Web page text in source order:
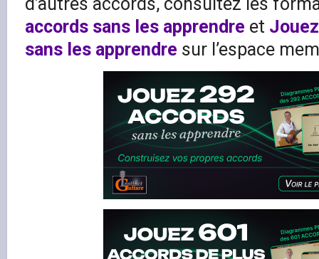
accords sans les apprendre et
sans les apprendre sur l’espace